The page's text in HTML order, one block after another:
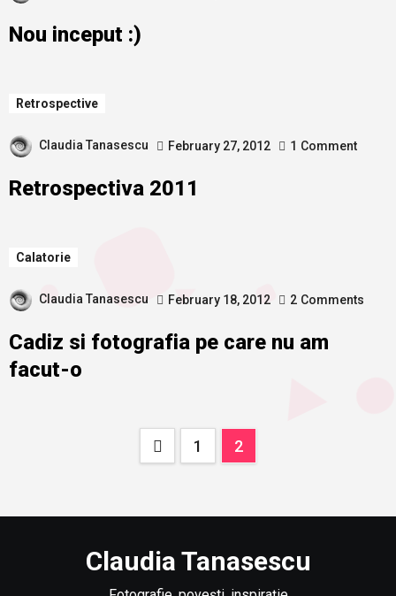
Nou inceput :)
Retrospective
Claudia Tanasescu February 27, 2012 1 Comment
Retrospectiva 2011
Calatorie
Claudia Tanasescu February 18, 2012 2 Comments
Cadiz si fotografia pe care nu am
facut-o
1 2
Claudia Tanasescu